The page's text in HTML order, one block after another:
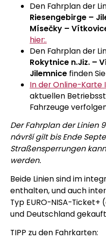
Den Fahrplan der
Riesengebirge –
Mísečky –
hier:.
Den Fahrplan der
Rokytnice n.Jiz. –
Jilemnice finden Sie
In der Online-Karte
aktuellen
Fahrzeuge
Der Fahrplan der Linien
návrší gilt bis Ende
Straßensperrungen
werden.
Beide Linien sind im
enthalten, und auch
Typ EURO-NISA-
und Deutschland
TIPP zu den Fahrkarten: